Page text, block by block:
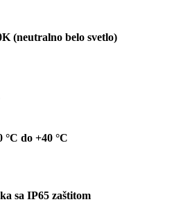
(neutralno belo svetlo)
°C do +40 °C
sa IP65 zaštitom